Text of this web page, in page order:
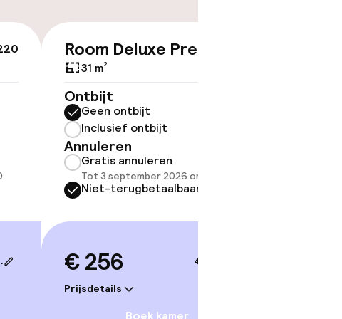
Room Deluxe Premium
31 m²
Ontbijt
Geen ontbijt
Inclusief ontbijt
Annuleren
Gratis annuleren
Tot 3 september 2026 om 16:00
Niet-terugbetaalbaar
€ 256
Prijsdetails
4–5 sep.
Boek kamer